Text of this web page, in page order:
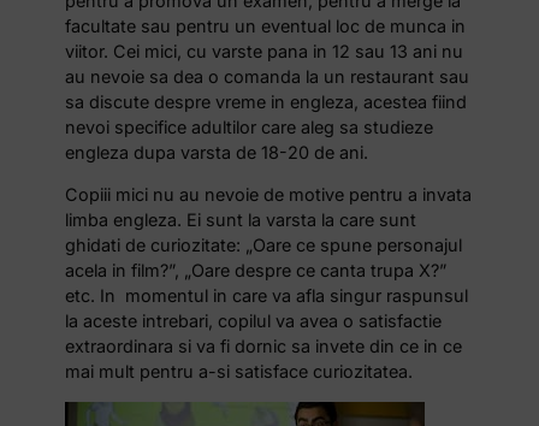
facultate sau pentru un eventual loc de munca in
viitor. Cei mici, cu varste pana in 12 sau 13 ani nu
au nevoie sa dea o comanda la un restaurant sau
sa discute despre vreme in engleza, acestea fiind
nevoi specifice adultilor care aleg sa studieze
engleza dupa varsta de 18-20 de ani.
Copiii mici nu au nevoie de motive pentru a invata
limba engleza. Ei sunt la varsta la care sunt
ghidati de curiozitate: „Oare ce spune personajul
acela in film?”, „Oare despre ce canta trupa X?”
etc. In momentul in care va afla singur raspunsul
la aceste intrebari, copilul va avea o satisfactie
extraordinara si va fi dornic sa invete din ce in ce
mai mult pentru a-si satisface curiozitatea.